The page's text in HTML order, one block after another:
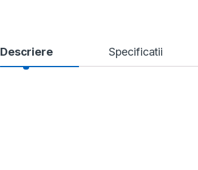
Descriere Specificatii